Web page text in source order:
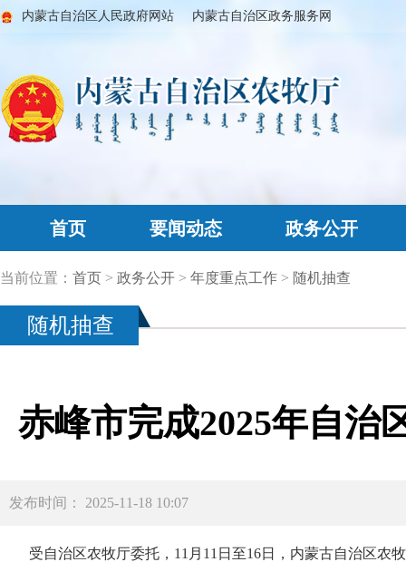
内蒙古自治区人民政府网站 内蒙古自治区政务服务网
首页 要闻动态 政务公开
当前位置： 首页 > 政务公开 > 年度重点工作 > 随机抽查
随机抽查
赤峰市完成2025年自治
发布时间： 2025-11-18 10:07
受自治区农牧厅委托，11月11日至16日，内蒙古自治区农